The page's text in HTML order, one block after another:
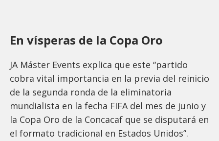
En vísperas de la Copa Oro
JA Máster Events explica que este “partido
cobra vital importancia en la previa del reinicio
de la segunda ronda de la eliminatoria
mundialista en la fecha FIFA del mes de junio y
la Copa Oro de la Concacaf que se disputará en
el formato tradicional en Estados Unidos”.